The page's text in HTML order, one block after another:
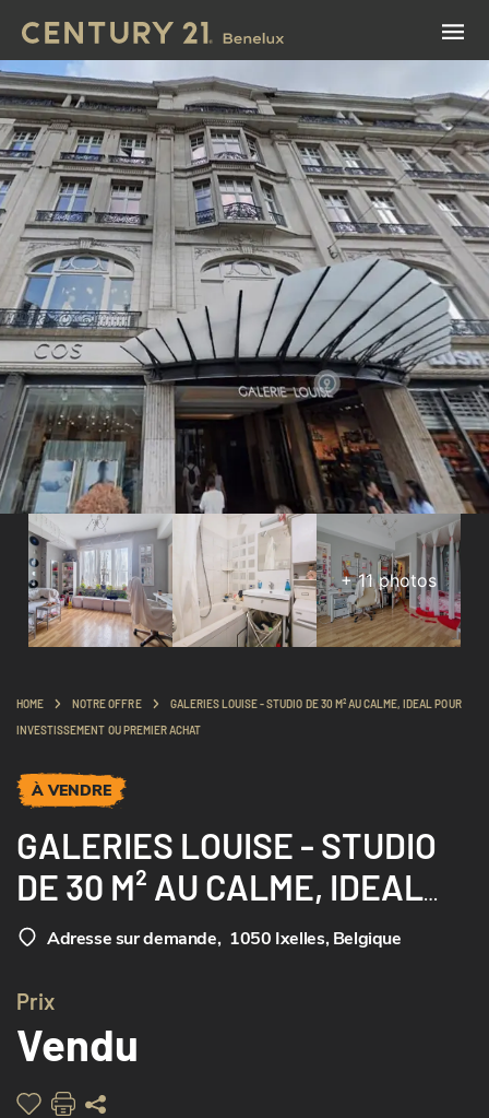
+11photos
HOME NOTRE OFFRE
GALERIES LOUISE - STUDIO DE 30 M² AU CALME, IDEAL POUR
INVESTISSEMENT OU PREMIER ACHAT
À VENDRE
GALERIES LOUISE - STUDIO
DE 30 M² AU CALME, IDEAL
POUR INVESTISSEMENT OU
Adresse sur demande, 1050 Ixelles, Belgique
Prix
Vendu